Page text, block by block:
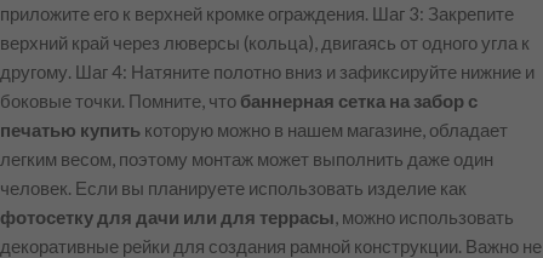
приложите его к верхней кромке ограждения. Шаг 3: Закрепите
верхний край через люверсы (кольца), двигаясь от одного угла к
другому. Шаг 4: Натяните полотно вниз и зафиксируйте нижние и
боковые точки. Помните, что баннерная сетка на забор с
печатью купить которую можно в нашем магазине, обладает
легким весом, поэтому монтаж может выполнить даже один
человек. Если вы планируете использовать изделие как
фотосетку для дачи или для террасы, можно использовать
декоративные рейки для создания рамной конструкции. Важно не